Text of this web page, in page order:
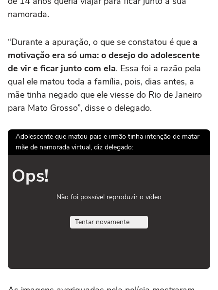
namorada.
“Durante a apuração, o que se constatou é que a
motivação era só uma: o desejo do adolescente
de vir e ficar junto com ela. Essa foi a razão pela
qual ele matou toda a família, pois, dias antes, a
mãe tinha negado que ele viesse do Rio de Janeiro
para Mato Grosso”, disse o delegado.
Adolescente que matou pais e irmão tinha intenção de matar
mãe de namorada virtual, diz delegado:
Ops!
Não foi possível reproduzir o vídeo
Tentar novamente